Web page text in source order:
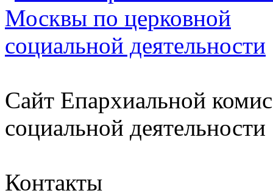
Сайт Епархиальной
социальной деятельности
Контакты